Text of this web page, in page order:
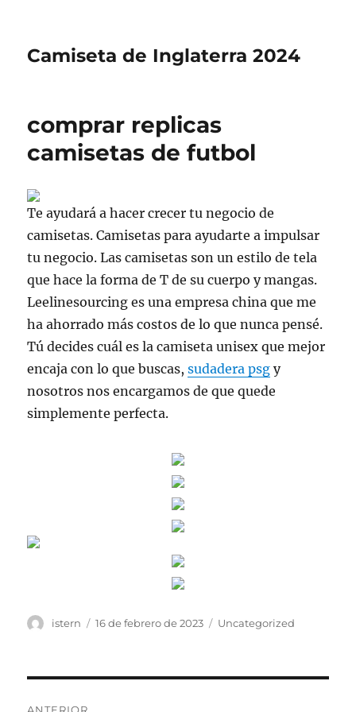
Camiseta de Inglaterra 2024
comprar replicas
camisetas de futbol
Te ayudará a hacer crecer tu negocio de
camisetas. Camisetas para ayudarte a impulsar
tu negocio. Las camisetas son un estilo de tela
que hace la forma de T de su cuerpo y mangas.
Leelinesourcing es una empresa china que me
ha ahorrado más costos de lo que nunca pensé.
Tú decides cuál es la camiseta unisex que mejor
encaja con lo que buscas,sudadera psg y
nosotros nos encargamos de que quede
simplemente perfecta.
Autor
istern
Publicado
16 de febrero de 2023 Categorías
Uncategorized